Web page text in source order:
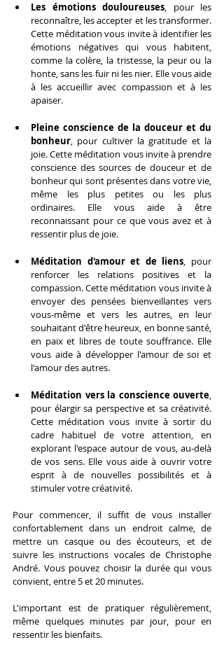
Les émotions douloureuses, pour les
reconnaître, les accepter et les transformer.
Cette méditation vous invite à identifier les
émotions négatives qui vous habitent,
comme la colère, la tristesse, la peur ou la
honte, sans les fuir ni les nier. Elle vous aide
à les accueillir avec compassion et à les
apaiser.
Pleine conscience de la douceur et du
bonheur, pour cultiver la gratitude et la
joie. Cette méditation vous invite à prendre
conscience des sources de douceur et de
bonheur qui sont présentes dans votre vie,
même les plus petites ou les plus
ordinaires. Elle vous aide à être
reconnaissant pour ce que vous avez et à
ressentir plus de joie.
Méditation d'amour et de liens, pour
renforcer les relations positives et la
compassion. Cette méditation vous invite à
envoyer des pensées bienveillantes vers
vous-même et vers les autres, en leur
souhaitant d'être heureux, en bonne santé,
en paix et libres de toute souffrance. Elle
vous aide à développer l'amour de soi et
l'amour des autres.
Méditation vers la conscience ouverte,
pour élargir sa perspective et sa créativité.
Cette méditation vous invite à sortir du
cadre habituel de votre attention, en
explorant l'espace autour de vous, au-delà
de vos sens. Elle vous aide à ouvrir votre
esprit à de nouvelles possibilités et à
stimuler votre créativité.
Pour commencer, il suffit de vous installer
confortablement dans un endroit calme, de
mettre un casque ou des écouteurs, et de
suivre les instructions vocales de Christophe
André. Vous pouvez choisir la durée qui vous
convient, entre 5 et 20 minutes.
L'important est de pratiquer régulièrement,
même quelques minutes par jour, pour en
ressentir les bienfaits.